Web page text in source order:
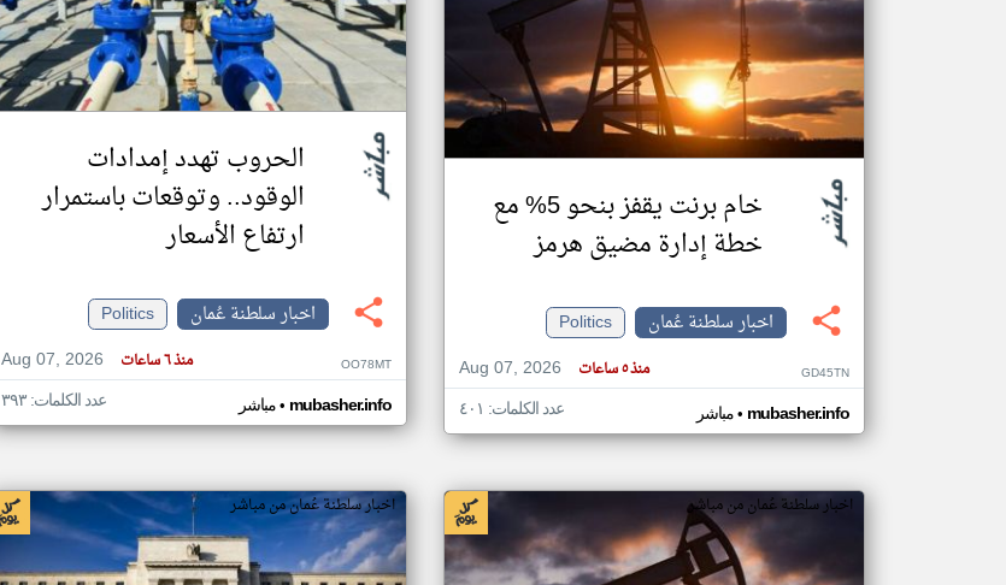
خام برنت يقفز بنحو 5% مع
خطة إدارة مضيق هرمز
اخبار سلطنة عُمان
Politics
Aug 07, 2026
منذ ٥ ساعات GD45TN
مباشر• mubasher.info عدد الكلمات: ٤٠١
الحروب تهدد إمدادات
الوقود.. وتوقعات باستمرار
ارتفاع الأسعار
اخبار سلطنة عُمان
Politics
Aug 07, 2026
منذ ٦ ساعات OO78MT
مباشر• mubasher.info عدد الكلمات: ٣٩٣
اخبار سلطنة عُمان من مباشر اخبار سلطنة عُمان من مباشر